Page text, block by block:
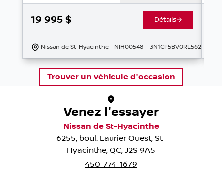
19 995 $ Détails
Nissan de St-Hyacinthe - NIH00548 - 3N1CP5BV0RL562160
Trouver un véhicule d'occasion
Venez l'essayer
Nissan de St-Hyacinthe
6255, boul. Laurier Ouest, St-
Hyacinthe, QC, J2S 9A5
450-774-1679